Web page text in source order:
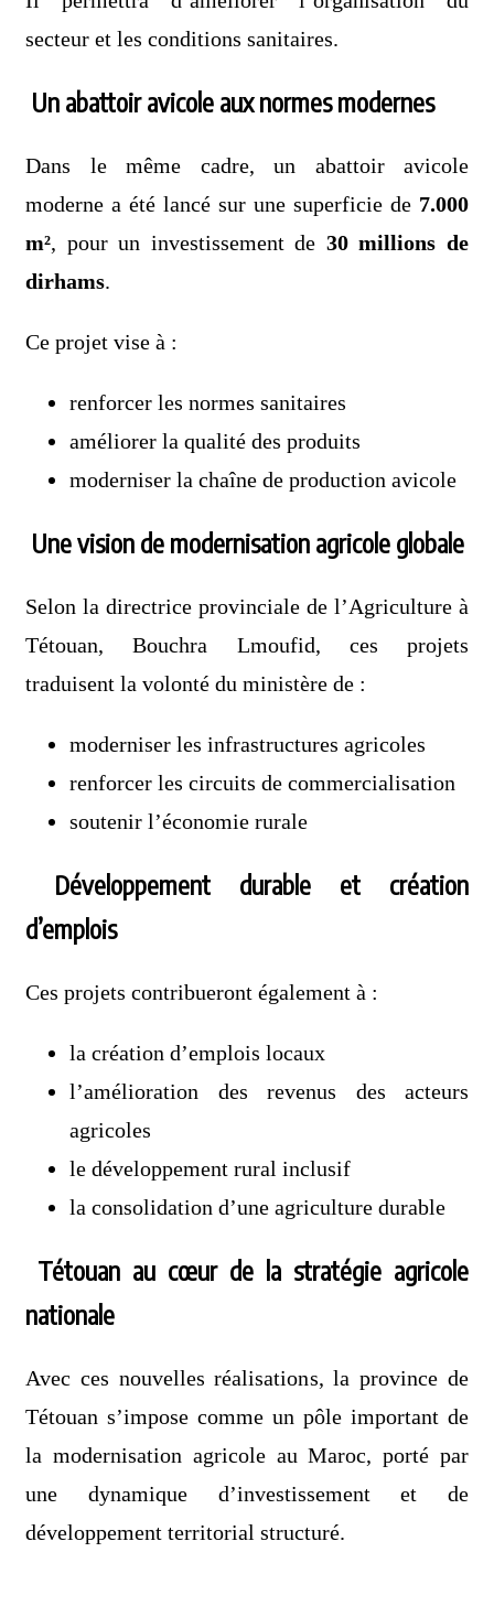
secteur et les conditions sanitaires.
Un abattoir avicole aux normes modernes
Dans le même cadre, un abattoir avicole
moderne a été lancé sur une superficie de 7.000
m², pour un investissement de 30 millions de
dirhams.
Ce projet vise à :
renforcer les normes sanitaires
améliorer la qualité des produits
moderniser la chaîne de production avicole
Une vision de modernisation agricole globale
Selon la directrice provinciale de l’Agriculture à
Tétouan, Bouchra Lmoufid, ces projets
traduisent la volonté du ministère de :
moderniser les infrastructures agricoles
renforcer les circuits de commercialisation
soutenir l’économie rurale
Développement durable et création
d’emplois
Ces projets contribueront également à :
la création d’emplois locaux
l’amélioration des revenus des acteurs
agricoles
le développement rural inclusif
la consolidation d’une agriculture durable
Tétouan au cœur de la stratégie agricole
nationale
Avec ces nouvelles réalisations, la province de
Tétouan s’impose comme un pôle important de
la modernisation agricole au Maroc, porté par
une dynamique d’investissement et de
développement territorial structuré.